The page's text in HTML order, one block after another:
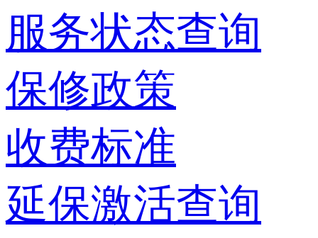
服务状态查询
保修政策
收费标准
延保激活查询